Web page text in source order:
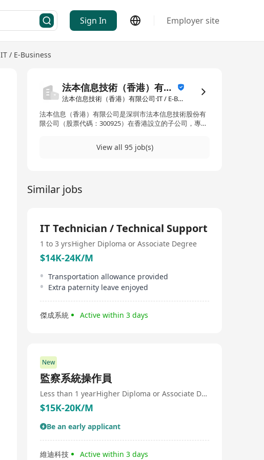
Sign In Employer site
IT / E-Business
法本信息技術（香港）有限公司
法本信息技術（香港）有限公司·IT / E-Business
法本信息（香港）有限公司是深圳市法本信息技術股份有
限公司（股票代碼：300925）在香港設立的子公司，專注
國內地的技術積累與行業經驗，致力為亞太區及全球客戶
View all 95 job(s)
Similar jobs
IT Technician / Technical Support
1 to 3 yrsHigher Diploma or Associate Degree
$14K-24K/M
Transportation allowance provided
Extra paternity leave enjoyed
傑成系統 Active within 3 days
New
監察系統操作員
Less than 1 year Higher Diploma or Associate Degree
$15K-20K/M
Be an early applicant
維迪科技 Active within 3 days